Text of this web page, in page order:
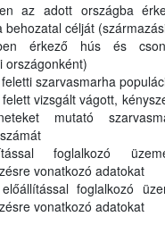
az adott országba
behozatal célját
érkező hús és
országonként)
szarvasmarha
vizsgált vágott,
mutató
foglalkozó
vonatkozó adatokat
foglalkozó
vonatkozó adatokat